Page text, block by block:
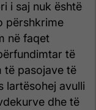
i saj nuk është
përshkrime
në faqet
të
të pasojave të
lartësohej avulli
dhe të